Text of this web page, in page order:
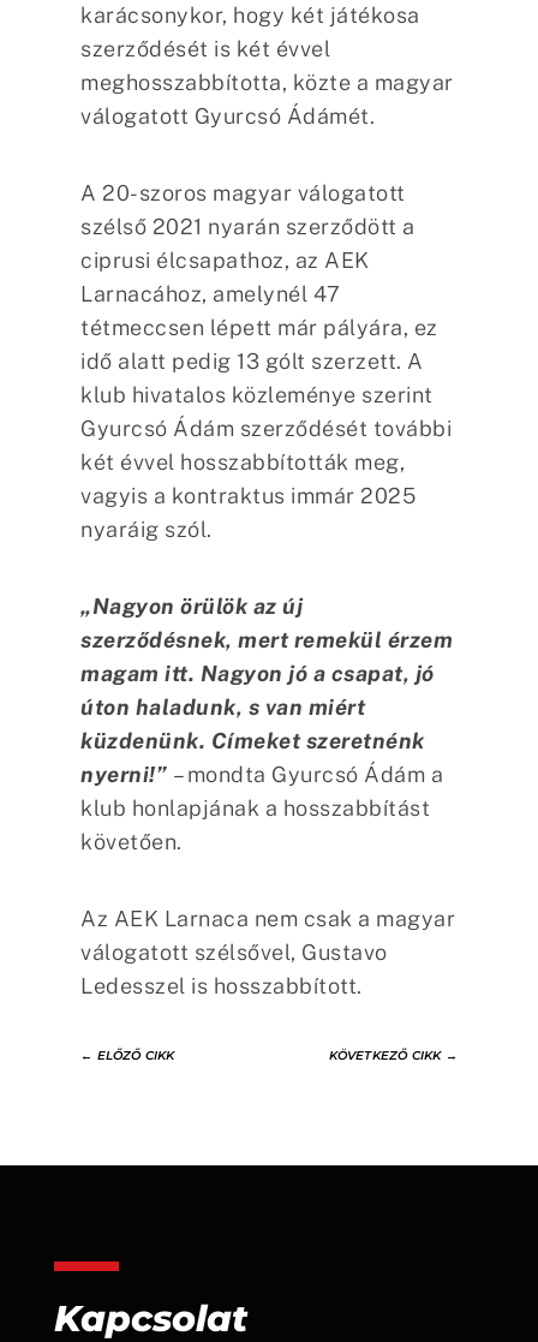
karácsonykor, hogy két játékosa
szerződését is két évvel
meghosszabbította, közte a magyar
válogatott Gyurcsó Ádámét.
A 20-szoros magyar válogatott
szélső 2021 nyarán szerződött a
ciprusi élcsapathoz, az AEK
Larnacához, amelynél 47
tétmeccsen lépett már pályára, ez
idő alatt pedig 13 gólt szerzett. A
klub hivatalos közleménye szerint
Gyurcsó Ádám szerződését további
két évvel hosszabbították meg,
vagyis a kontraktus immár 2025
nyaráig szól.
„Nagyon örülök az új
szerződésnek, mert remekül érzem
magam itt. Nagyon jó a csapat, jó
úton haladunk, s van miért
küzdenünk. Címeket szeretnénk
nyerni!” – mondta Gyurcsó Ádám a
klub honlapjának a hosszabbítást
követően.
Az AEK Larnaca nem csak a magyar
válogatott szélsővel, Gustavo
Ledesszel is hosszabbított.
← ELŐZŐ CIKK KÖVETKEZŐ CIKK→
Kapcsolat